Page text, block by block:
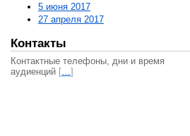
5 июня 2017
27 апреля 2017
Контакты
Контактные телефоны, дни и время
аудиенций […]